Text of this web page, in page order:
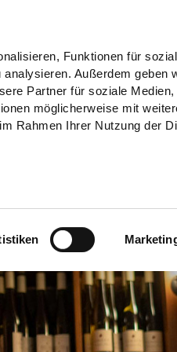
Funktionen für
Außerdem geben
Partner für soziale Medien,
möglicherweise mit
Rahmen Ihrer Nutzung der